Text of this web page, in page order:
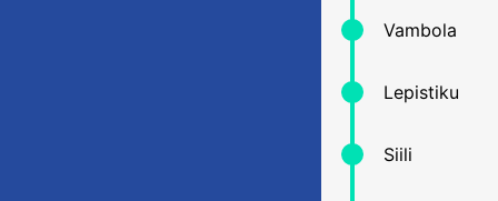
Vambola
Lepistiku
Siili